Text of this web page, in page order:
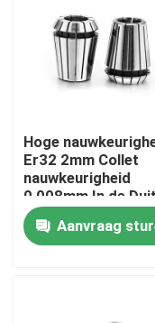
Huis
Hoge
Er32 2mm Collet
nauwkeurigheid
0,008mm In de
DIN 6499
Specificaties
Aanvraag